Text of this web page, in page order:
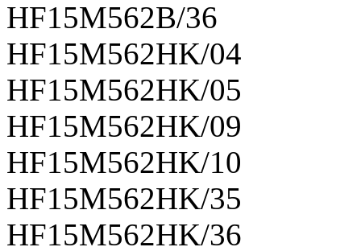
HF15M562B/36
HF15M562HK/04
HF15M562HK/05
HF15M562HK/09
HF15M562HK/10
HF15M562HK/35
HF15M562HK/36